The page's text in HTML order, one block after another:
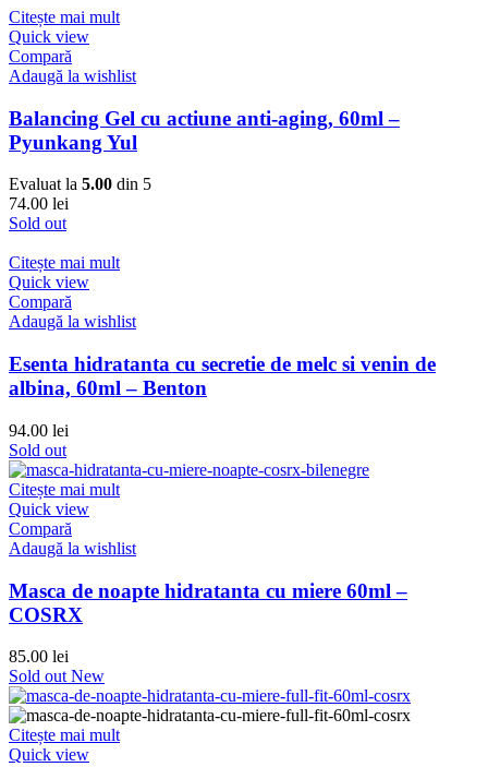
Citește mai mult
Quick view
Compară
Adaugă la wishlist
Balancing Gel cu actiune anti-aging, 60ml –
Pyunkang Yul
Evaluat la 5.00 din 5
74.00 lei
Sold out
Citește mai mult
Quick view
Compară
Adaugă la wishlist
Esenta hidratanta cu secretie de melc si venin de
albina, 60ml – Benton
94.00 lei
Sold out
Citește mai mult
Quick view
Compară
Adaugă la wishlist
Masca de noapte hidratanta cu miere 60ml –
COSRX
85.00 lei
Sold out New
Citește mai mult
Quick view